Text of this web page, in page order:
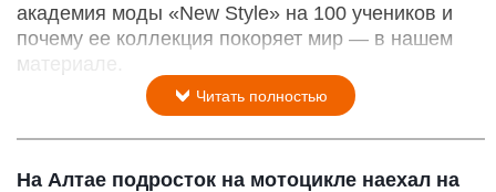
академия моды «New Style» на 100 учеников и
почему ее коллекция покоряет мир — в нашем
материале.
Читать полностью
На Алтае подросток на мотоцикле наехал на